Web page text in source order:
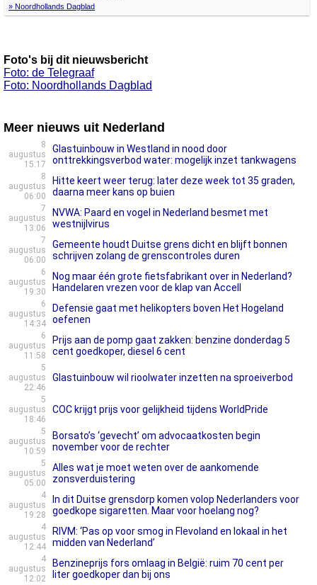
» Noordhollands Dagblad
Foto's bij dit nieuwsbericht
Foto: de Telegraaf
Foto: Noordhollands Dagblad
Meer nieuws uit Nederland
8
augustus
15:17
Glastuinbouw in Westland in nood door
onttrekkingsverbod water: mogelijk inzet tankwagens
8
augustus
06:00
Hitte keert weer terug: later deze week tot 35 graden,
daarna meer kans op buien
7
augustus
13:06
NVWA: Paard en vogel in Nederland besmet met
westnijlvirus
7
augustus
06:00
Gemeente houdt Duitse grens dicht en blijft bonnen
schrijven zolang de grenscontroles duren
6
augustus
19:30
Nog maar één grote fietsfabrikant over in Nederland?
Handelaren vrezen voor de klap van Accell
6
augustus
14:34
Defensie gaat met helikopters boven Het Hogeland
oefenen
6
augustus
11:58
Prijs aan de pomp gaat zakken: benzine donderdag 5
cent goedkoper, diesel 6 cent
5
augustus
22:46
Glastuinbouw wil rioolwater inzetten na sproeiverbod
5
augustus
18:46
COC krijgt prijs voor gelijkheid tijdens WorldPride
5
augustus
10:59
Borsato’s ‘gevecht’ om advocaatkosten begin
november voor de rechter
5
augustus
05:00
Alles wat je moet weten over de aankomende
zonsverduistering
4
augustus
19:28
In dit Duitse grensdorp komen volop Nederlanders voor
goedkope sigaretten. Maar voor hoelang nog?
4
augustus
12:44
RIVM: ‘Pas op voor smog in Flevoland en lokaal in het
midden van Nederland’
4
augustus
12:02
Benzineprijs fors omlaag in België: ruim 70 cent per
liter goedkoper dan bij ons